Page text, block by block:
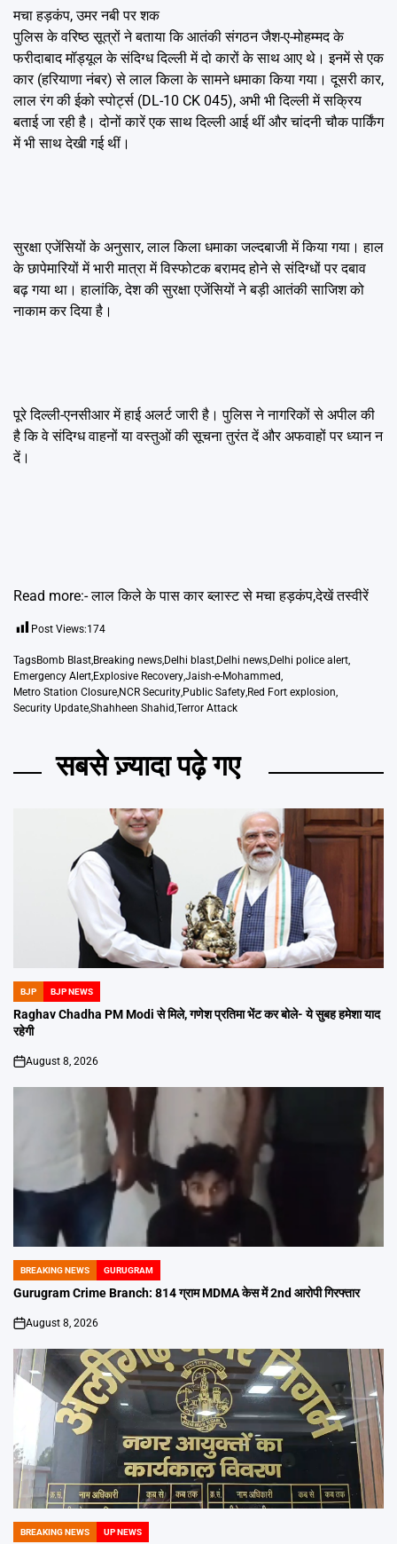
मचा हड़कंप, उमर नबी पर शक
पुलिस के वरिष्ठ सूत्रों ने बताया कि आतंकी संगठन जैश-ए-मोहम्मद के
फरीदाबाद मॉड्यूल के संदिग्ध दिल्ली में दो कारों के साथ आए थे। इनमें से एक
कार (हरियाणा नंबर) से लाल किला के सामने धमाका किया गया। दूसरी कार,
लाल रंग की ईको स्पोर्ट्स (DL-10 CK 045), अभी भी दिल्ली में सक्रिय
बताई जा रही है। दोनों कारें एक साथ दिल्ली आई थीं और चांदनी चौक पार्किंग
में भी साथ देखी गई थीं।
सुरक्षा एजेंसियों के अनुसार, लाल किला धमाका जल्दबाजी में किया गया। हाल
के छापेमारियों में भारी मात्रा में विस्फोटक बरामद होने से संदिग्धों पर दबाव
बढ़ गया था। हालांकि, देश की सुरक्षा एजेंसियों ने बड़ी आतंकी साजिश को
नाकाम कर दिया है।
पूरे दिल्ली-एनसीआर में हाई अलर्ट जारी है। पुलिस ने नागरिकों से अपील की
है कि वे संदिग्ध वाहनों या वस्तुओं की सूचना तुरंत दें और अफवाहों पर ध्यान न
दें।
Read more:-लाल किले के पास कार ब्लास्ट से मचा हड़कंप,देखें तस्वीरें
Post Views:174
TagsBomb Blast Breaking news Delhi blast Delhi news Delhi police alert
Emergency Alert Explosive RecoveryJaish-e-Mohammed
Metro Station Closure NCR Security Public Safety Red Fort explosion
Security UpdateShahheen Shahid Terror Attack
सबसे ज़्यादा पढ़े गए
POSTED
IN
BJP BJP NEWS
Raghav Chadha PM Modi से मिले, गणेश प्रतिमा भेंट कर बोले- ये सुबह हमेशा याद
रहेगी
on
August 8, 2026
POSTED
IN
BREAKING NEWS GURUGRAM
Gurugram Crime Branch: 814 ग्राम MDMA केस में 2nd आरोपी गिरफ्तार
on
August 8, 2026
POSTED
BREAKING NEWS UP NEWS